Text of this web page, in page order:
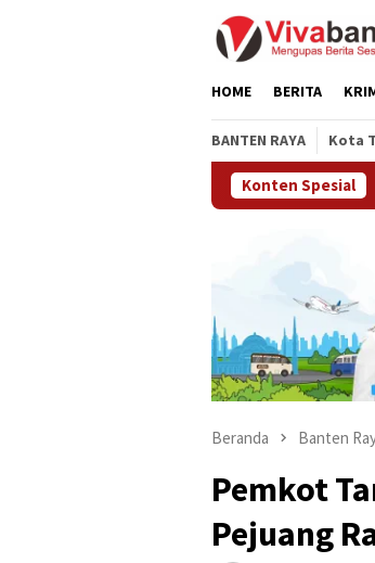
HOME BERITA
BANTEN RAYA Kota
Konten Spesial
Beranda Banten
Pemkot
Pejuang